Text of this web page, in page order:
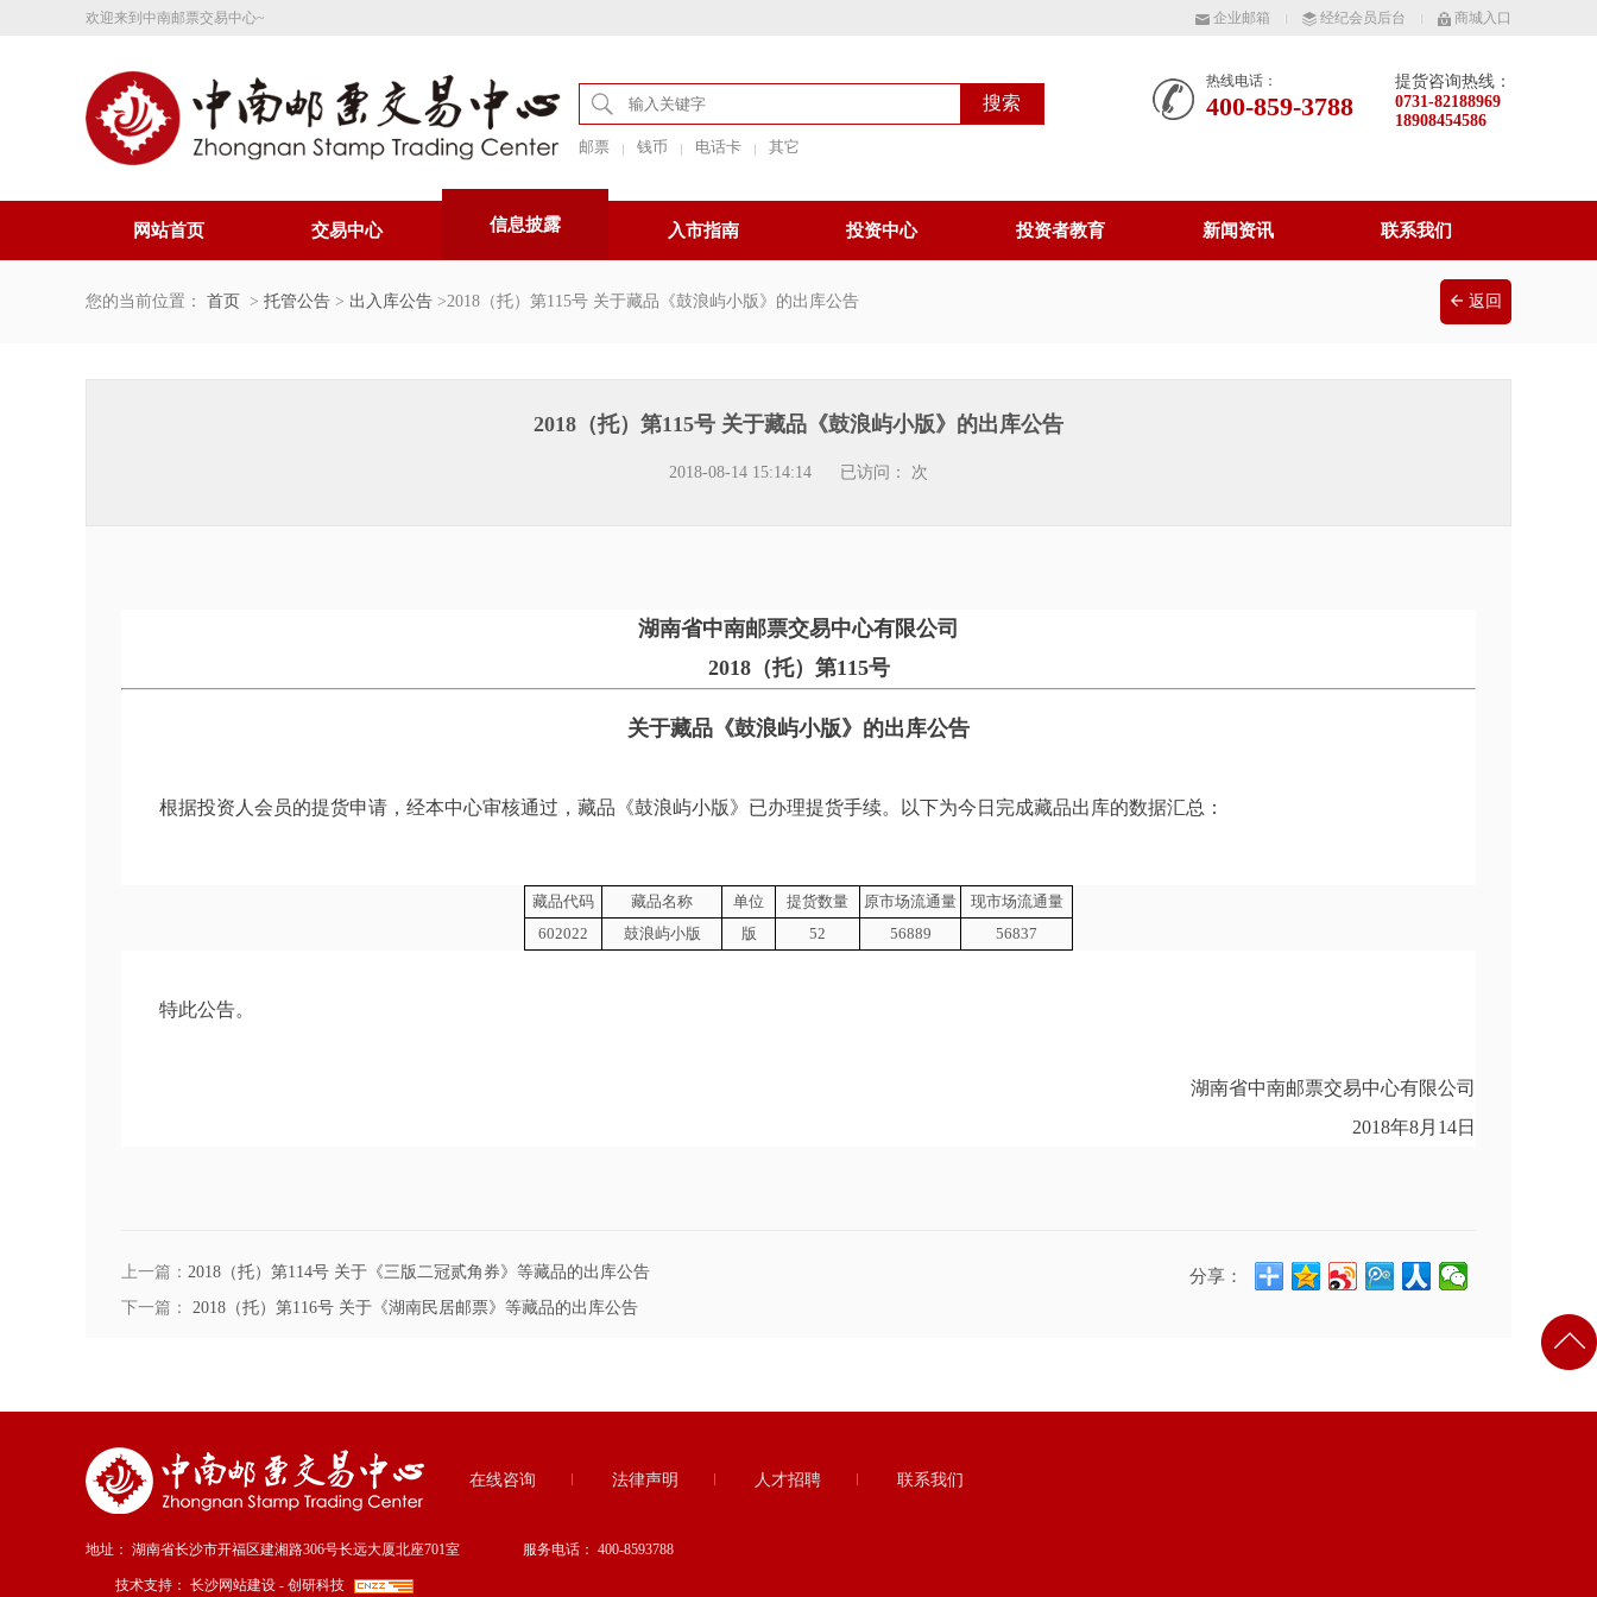
欢迎来到中南邮票交易中心~ 企业邮箱 经纪会员后台 商城入口
邮票 钱币 电话卡 其它
热线电话：
400-859-3788
提货咨询热线：
0731-82188969
18908454586
网站首页 交易中心 信息披露 入市指南 投资中心 投资者教育 新闻资讯 联系我们
您的当前位置： 首页 > 托管公告 > 出入库公告 >2018（托）第115号 关于藏品《鼓浪屿小版》的出库公告 返回
2018（托）第115号 关于藏品《鼓浪屿小版》的出库公告
2018-08-14 15:14:14 已访问： 次
湖南省中南邮票交易中心有限公司
2018（托）第115号
关于藏品《鼓浪屿小版》的出库公告
根据投资人会员的提货申请，经本中心审核通过，藏品《鼓浪屿小版》已办理提货手续。以下为今日完成藏品出库的数据汇总：
藏品代码 藏品名称 单位 提货数量 原市场流通量
现市场流通量
602022
鼓浪屿小版 版 52 56889 56837
特此公告。
湖南省中南邮票交易中心有限公司
2018年8月14日
上一篇： 2018（托）第114号 关于《三版二冠贰角券》等藏品的出库公告
下一篇：
2018（托）第116号 关于《湖南民居邮票》等藏品的出库公告
分享：
在线咨询 法律声明 人才招聘 联系我们
地址： 湖南省长沙市开福区建湘路306号长远大厦北座701室 服务电话： 400-8593788
技术支持： 长沙网站建设 - 创研科技